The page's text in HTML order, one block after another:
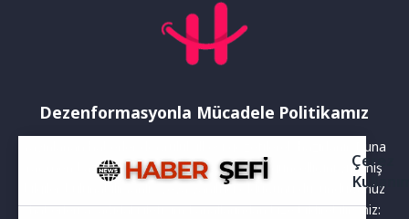
Dezenformasyonla Mücadele Politikamız
Yayınlanan haberler doğruluk ilkesi gözetilerek hazırlanır. Buna
rağmen bazı içeriklerde eksik, hatalı veya güncelliğini yitirmiş
bilgiler bulunabilir.Yanlış veya yanıltıcı olduğunu düşündüğünüz
haberleri aşağıdaki iletişim kanallarından bize bildirebilirsiniz:
Çerez